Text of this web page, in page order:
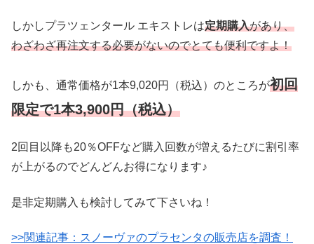
しかしプラツェンタール エキストレは定期購入があり、
わざわざ再注文する必要がないのでとても便利ですよ！
しかも、通常価格が1本9,020円（税込）のところが初回
限定で1本3,900円（税込）
2回目以降も20％OFFなど購入回数が増えるたびに割引率
が上がるのでどんどんお得になります♪
是非定期購入も検討してみて下さいね！
>>関連記事：スノーヴァのプラセンタの販売店を調査！